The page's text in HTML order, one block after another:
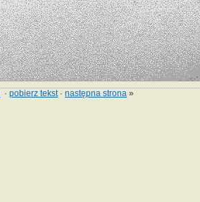
·pobierz tekst·następna strona »